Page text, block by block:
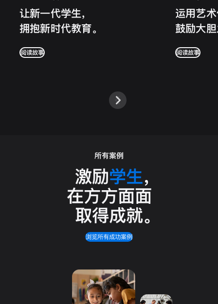
让新一代学生，
拥抱新时代教育。
阅读故事
运用艺术
鼓励大胆
阅读故事
所有案例
激励学生，
在方方面面
取得成就。
浏览所有成功案例